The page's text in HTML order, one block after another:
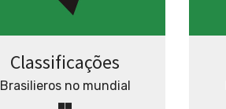
Classificações
Brasilieros no mundial